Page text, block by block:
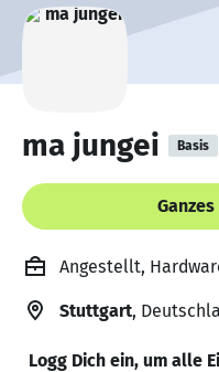
ma jungei Basis
Angestellt,
Stuttgart,
Logg Dich ein, um alle